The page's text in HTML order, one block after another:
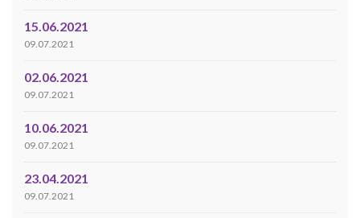
15.06.2021
09.07.2021
02.06.2021
09.07.2021
10.06.2021
09.07.2021
23.04.2021
09.07.2021